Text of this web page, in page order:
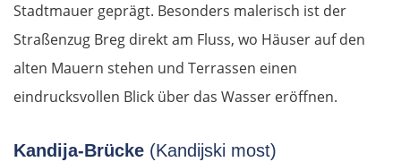
Stadtmauer geprägt. Besonders malerisch ist der
Straßenzug Breg direkt am Fluss, wo Häuser auf den
alten Mauern stehen und Terrassen einen
eindrucksvollen Blick über das Wasser eröffnen.
Kandija-Brücke (Kandijski most)